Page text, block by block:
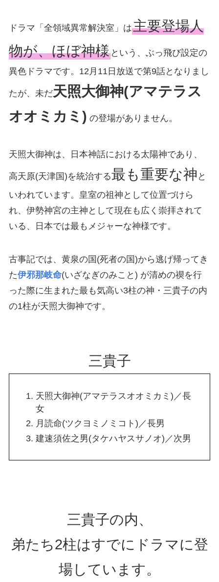
ドラマ「全領域異常解決室」は主要登場人
物が、ほぼ神様という、ぶっ飛び設定の
異色ドラマです。12月11日放送で第9話となりまし
たが、未だ天照大御神(アマテラス
オオミカミ) の登場がありません。
天照大御神は、日本神話における太陽神であり、
高天原(天津国)を統治する最も重要な神 と
いわれています。皇室の祖神として位置づけら
れ、伊勢神宮の主神として現在も広く崇拝されて
いる、日本では最もメジャーな神様です。
古事記では、黄泉の国(死者の国)から逃げ帰ってき
た伊邪那岐命(いざなぎのみこと) が清めの禊を行
った際に生まれた最も気高い3柱の神・三貴子の内
の1柱が天照大御神です。
三貴子
天照大御神(アマテラスオオミカミ)／長
女
月読命(ツクヨミノミコト)／長男
建速須佐之男(タケハヤスサノオ)／次男
三貴子の内、
弟たち2柱はすでにドラマに登
場しています。